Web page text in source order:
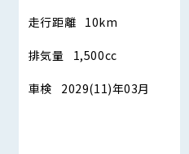
走行距離 10km
排気量 1,500cc
車検 2029(11)年03月